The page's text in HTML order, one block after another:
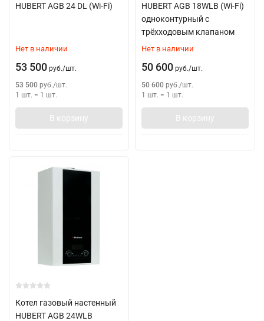
HUBERT AGB 24 DL (Wi-Fi)
Нет в наличии
53 500 руб./шт.
53 500 руб./шт.
1 шт. = 1 шт.
В корзину
HUBERT AGB 18WLB (Wi-Fi)
одноконтурный с
трёхходовым клапаном
Нет в наличии
50 600 руб./шт.
50 600 руб./шт.
1 шт. = 1 шт.
В корзину
Котел газовый настенный
HUBERT AGB 24WLB